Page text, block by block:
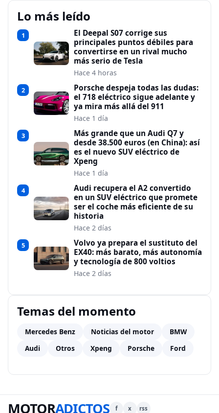
Lo más leído
1
El Deepal S07 corrige sus
principales puntos débiles para
convertirse en un rival mucho
más serio de Tesla
Hace 4 horas
2
Porsche despeja todas las dudas:
el 718 eléctrico sigue adelante y
ya mira más allá del 911
Hace 1 día
3
Más grande que un Audi Q7 y
desde 38.500 euros (en China): así
es el nuevo SUV eléctrico de
Xpeng
Hace 1 día
4
Audi recupera el A2 convertido
en un SUV eléctrico que promete
ser el coche más eficiente de su
historia
Hace 2 días
5
Volvo ya prepara el sustituto del
EX40: más barato, más autonomía
y tecnología de 800 voltios
Hace 2 días
Temas del momento
Mercedes Benz Noticias del motor
BMW
Audi
Otros Xpeng Porsche Ford
MOTORADICTOS f x rss